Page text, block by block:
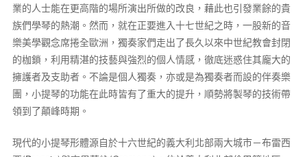
業的人士能在更高階的場所演出所做的改良，藉此也引發業餘的貴
族們學琴的熱潮。然而，就在正要進入十七世紀之時，一股新的音
樂美學觀念席捲全歐洲，獨奏家們走出了長久以來中世紀教會封閉
的枷鎖，利用精湛的技藝與強烈的個人情感，徹底迷惑住其龐大的
擁護者及支助者。不論是個人獨奏，亦或是為獨奏者而設的伴奏樂
團，小提琴的功能在此時皆有了重大的提升，順勢將製琴的技術帶
領到了顛峰時期。
現代的小提琴形體源自於十六世紀的義大利北部兩大城市－布雷西